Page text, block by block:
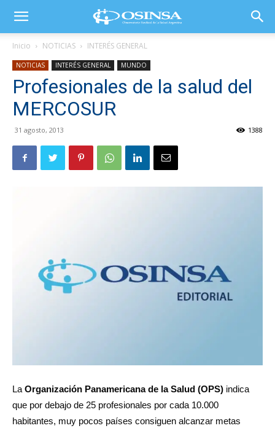
Inicio NOTICIAS INTERÉS GENERAL
NOTICIAS INTERÉS GENERAL MUNDO
Profesionales de la salud del
MERCOSUR
31 agosto, 2013 1388
LaOrganización Panamericana de la Salud (OPS) indica
que por debajo de 25 profesionales por cada 10.000
habitantes, muy pocos países consiguen alcanzar metas